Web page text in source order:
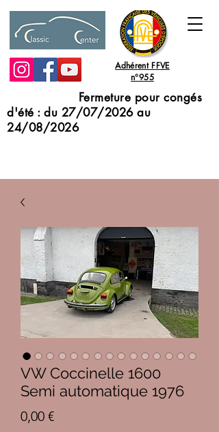
Adhérent FFVE
n°955
Fermeture pour congés
d'été : du 27/07/2026 au
24/08/2026
VW Coccinelle 1600
Semi automatique 1976
0,00 €Prix